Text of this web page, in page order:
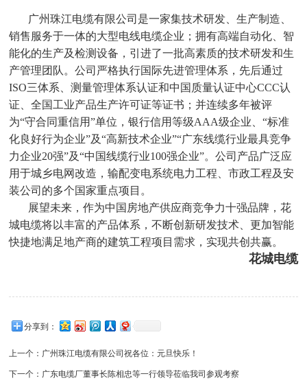
广州珠江电缆有限公司 是一家集技术研发、生产制造、
销售服务于一体的大型电线电缆企业；拥有高端自动化、智
能化的生产及检测设备，引进了一批高素质的技术研发和生
产管理团队。公司严格执行国际先进管理体系，先后通过
ISO三体系、测量管理体系认证和中国质量认证中心CCC认
证、全国工业产品生产许可证等证书；并连续多年被评
为“守合同重信用”单位，银行信用等级AAA级企业、“标准
化良好行为企业”及“高新技术企业”“广东线缆行业最具竞争
力企业20强”及“中国线缆行业100强企业”。公司产品广泛应
用于城乡电网改造，输配变电系统电力工程、市政工程及安
装公司的多个国家重点项目。
展望未来，作为中国房地产供应商竞争力十强品牌，花
城电缆将以丰富的产品体系，不断创新研发技术、更加智能
快捷地满足地产商的建筑工程项目需求，实现共创共赢。
花城电缆
分享到：
上一个： 广州珠江电缆有限公司祝各位：元旦快乐！
下一个： 广东电缆厂董事长陈相忠等一行领导莅临我司参观考察